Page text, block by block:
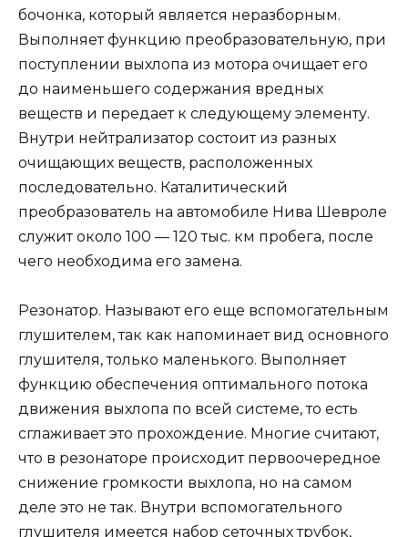
бочонка, который является неразборным.
Выполняет функцию преобразовательную, при
поступлении выхлопа из мотора очищает его
до наименьшего содержания вредных
веществ и передает к следующему элементу.
Внутри нейтрализатор состоит из разных
очищающих веществ, расположенных
последовательно. Каталитический
преобразователь на автомобиле Нива Шевроле
служит около 100 — 120 тыс. км пробега, после
чего необходима его замена.
Резонатор. Называют его еще вспомогательным
глушителем, так как напоминает вид основного
глушителя, только маленького. Выполняет
функцию обеспечения оптимального потока
движения выхлопа по всей системе, то есть
сглаживает это прохождение. Многие считают,
что в резонаторе происходит первоочередное
снижение громкости выхлопа, но на самом
деле это не так. Внутри вспомогательного
глушителя имеется набор сеточных трубок,